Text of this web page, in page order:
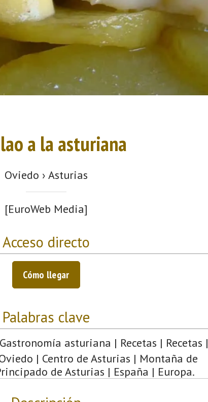
a la asturiana
Oviedo › Asturias
[EuroWeb Media]
Acceso directo
Cómo llegar
Palabras clave
asturiana | Recetas | Recetas |
| Centro de Asturias | Montaña de
de Asturias | España | Europa.